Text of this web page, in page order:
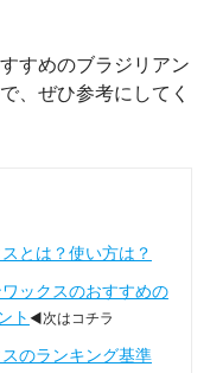
すめのブラジリアン
、ぜひ参考にしてく
とは？使い方は？
ックスのおすすめの
ト ◀次はコチラ
のランキング基準